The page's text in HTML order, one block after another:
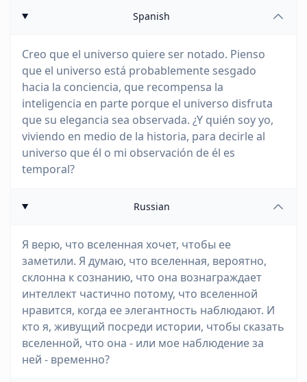
Spanish
Creo que el universo quiere ser notado. Pienso
que el universo está probablemente sesgado
hacia la conciencia, que recompensa la
inteligencia en parte porque el universo disfruta
que su elegancia sea observada. ¿Y quién soy yo,
viviendo en medio de la historia, para decirle al
universo que él o mi observación de él es
temporal?
Russian
Я верю, что вселенная хочет, чтобы ее
заметили. Я думаю, что вселенная, вероятно,
склонна к сознанию, что она вознаграждает
интеллект частично потому, что вселенной
нравится, когда ее элегантность наблюдают. И
кто я, живущий посреди истории, чтобы сказать
вселенной, что она - или мое наблюдение за
ней - временно?